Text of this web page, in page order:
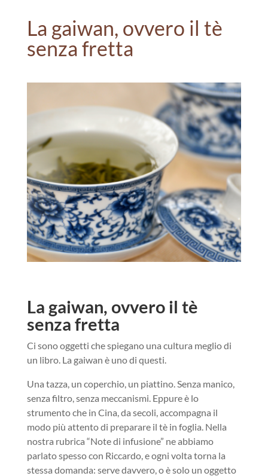
La gaiwan, ovvero il tè
senza fretta
La gaiwan, ovvero il tè
senza fretta
Ci sono oggetti che spiegano una cultura meglio di
un libro. La gaiwan è uno di questi.
Una tazza, un coperchio, un piattino. Senza manico,
senza filtro, senza meccanismi. Eppure è lo
strumento che in Cina, da secoli, accompagna il
modo più attento di preparare il tè in foglia. Nella
nostra rubrica “Note di infusione” ne abbiamo
parlato spesso con Riccardo, e ogni volta torna la
stessa domanda: serve davvero, o è solo un oggetto